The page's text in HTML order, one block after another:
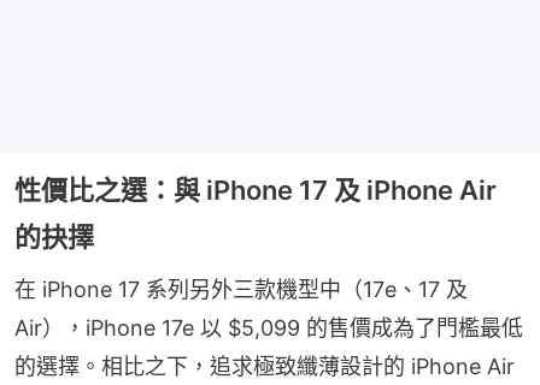
性價比之選：與 iPhone 17 及 iPhone Air
的抉擇
在 iPhone 17 系列另外三款機型中（17e、17 及
Air），iPhone 17e 以 $5,099 的售價成為了門檻最低
的選擇。相比之下，追求極致纖薄設計的 iPhone Air